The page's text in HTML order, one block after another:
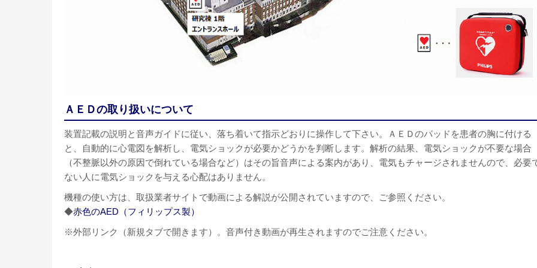
ＡＥＤの取り扱いについて
装置記載の説明と音声ガイドに従い、落ち着いて指示どおりに操作して下さい。ＡＥＤのパッドを患者の胸に付ける
と、自動的に心電図を解析し、電気ショックが必要かどうかを判断します。解析の結果、電気ショックが不要な場合
（不整脈以外の原因で倒れている場合など）はその旨音声による案内があり、電気もチャージされませんので、必要
ない人に電気ショックを与える心配はありません。
機種の使い方は、取扱業者サイトで動画による解説が公開されていますので、ご参照ください。
◆赤色のAED（フィリップス製）
※外部リンク（新規タブで開きます）。音声付き動画が再生されますのでご注意ください。